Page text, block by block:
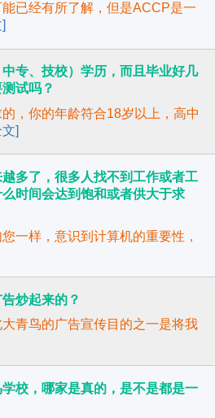
已经有所了解，但是ACCP是一
专、技校）学历，而且毕业好几
试吗？
，你的年龄符合18岁以上，高中
]
多了，很多人找不到工作或者工
时间会达到饱和或者供大于求
一样，意识到计算机的重要性，
炒起来的？
青鸟的广告宣传目的之一是将我
校，哪家是真的，是不是都是一